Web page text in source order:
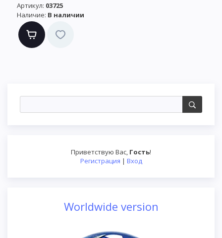
Приветствую Вас, Гость!
Регистрация | Вход
Worldwide version
Артикул: 03725
Наличие: В наличии